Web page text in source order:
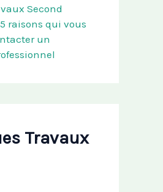
Second
5 raisons qui vous
un
Travaux